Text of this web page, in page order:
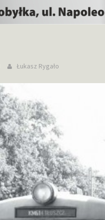
Łukasz Rygało